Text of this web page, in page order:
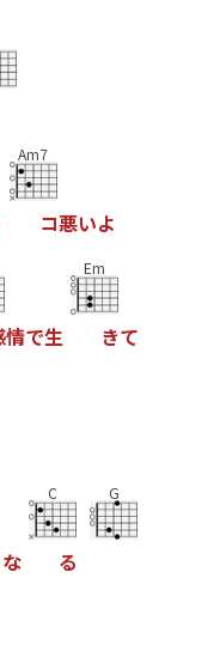
Am7
コ悪いよ
情で生
Em
きて
な
C
る
G